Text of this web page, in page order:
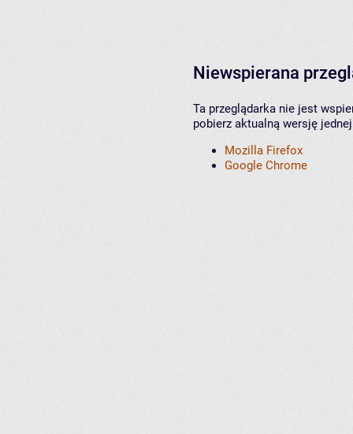
Niewspierana
Ta przeglądarka nie jest
pobierz aktualną wersję
Mozilla Firefox
Google Chrome